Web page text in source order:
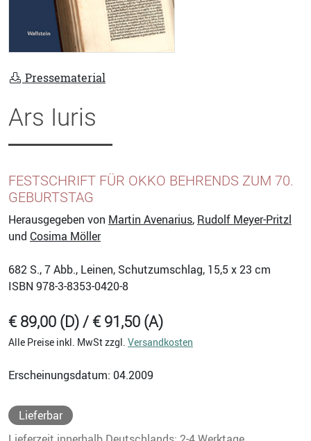
Pressematerial
Ars Iuris
FESTSCHRIFT FÜR OKKO BEHRENDS ZUM 70.
GEBURTSTAG
Herausgegeben von Martin Avenarius, Rudolf Meyer-Pritzl
und Cosima Möller
682 S., 7 Abb., Leinen, Schutzumschlag, 15,5 x 23 cm
ISBN 978-3-8353-0420-8
€ 89,00 (D) / € 91,50 (A)
Alle Preise inkl. MwSt zzgl. Versandkosten
Erscheinungsdatum: 04.2009
Lieferbar